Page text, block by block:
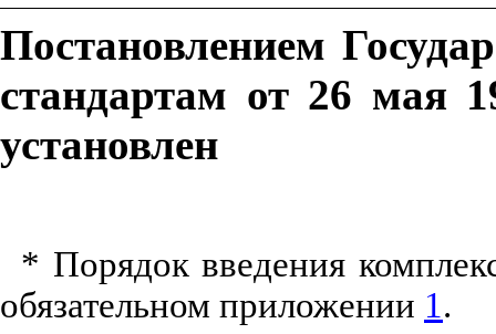
Постановлением
стандартам от 26 мая
установлен
* Порядок введения
обязательном приложении 1.